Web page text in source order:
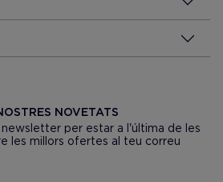
NOVETATS
per estar a l'última de les
les millors ofertes al teu correu